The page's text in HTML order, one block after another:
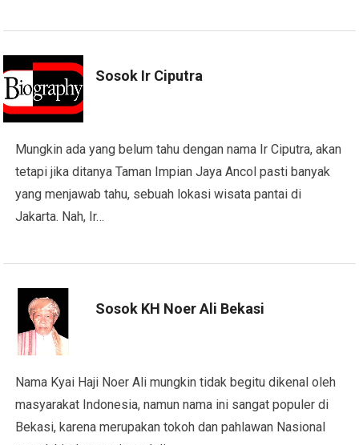
Sosok Ir Ciputra
Mungkin ada yang belum tahu dengan nama Ir Ciputra, akan
tetapi jika ditanya Taman Impian Jaya Ancol pasti banyak
yang menjawab tahu, sebuah lokasi wisata pantai di
Jakarta. Nah, Ir…
Sosok KH Noer Ali Bekasi
Nama Kyai Haji Noer Ali mungkin tidak begitu dikenal oleh
masyarakat Indonesia, namun nama ini sangat populer di
Bekasi, karena merupakan tokoh dan pahlawan Nasional